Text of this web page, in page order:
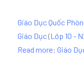
Giáo Dục Quốc
Giáo Dục(Lớp 10 -
Read more: Giáo